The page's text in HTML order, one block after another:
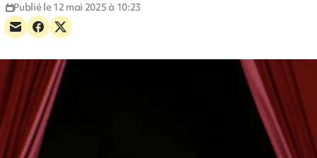
Publié le 12 mai 2025 à 10:23